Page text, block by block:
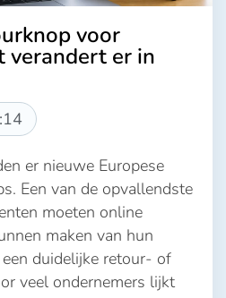
voor
verandert er in
er nieuwe Europese
Een van de opvallendste
moeten online
maken van hun
duidelijke retour- of
veel ondernemers lijkt